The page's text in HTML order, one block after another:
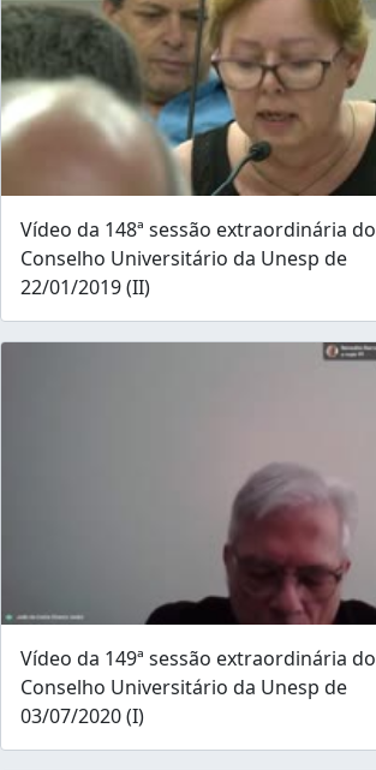
Vídeo da 148ª sessão extraordinária do
Conselho Universitário da Unesp de
22/01/2019 (II)
Vídeo da 149ª sessão extraordinária do
Conselho Universitário da Unesp de
03/07/2020 (I)